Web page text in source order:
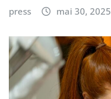
press mai 30, 2025